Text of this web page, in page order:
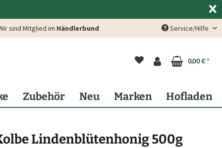
sind Mitglied im Händlerbund Service/Hilfe
0,00 € *
Zubehör Neu Marken Hofladen
Lindenblütenhonig 500g